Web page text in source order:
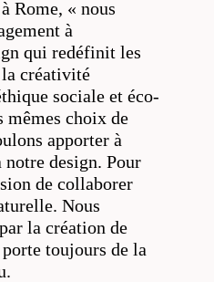
Rome, « nous
à
qui redéfinit les
la créativité
sociale et éco-
mêmes choix de
apporter à
notre design. Pour
de collaborer
Nous
la création de
toujours de la